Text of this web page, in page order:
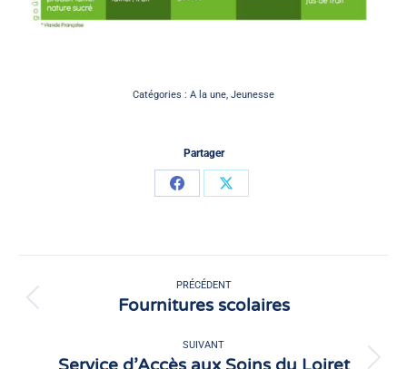
Catégories : A la une, Jeunesse
Partager
PartagerPartager
article
PRÉCÉDENT
Article
Fournitures scolaires
SUIVANT
Article